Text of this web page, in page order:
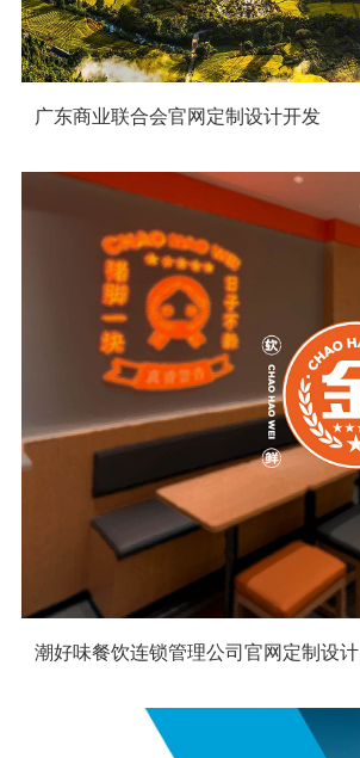
广东商业联合会官网定制设计开发
潮好味餐饮连锁管理公司官网定制设计